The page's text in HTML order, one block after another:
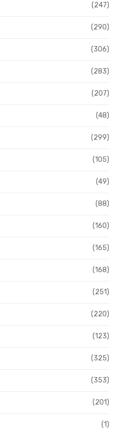
(247)
(290)
(306)
(283)
(207)
(48)
(299)
(105)
(49)
(88)
(160)
(165)
(168)
(251)
(220)
(123)
(325)
(353)
(201)
(1)